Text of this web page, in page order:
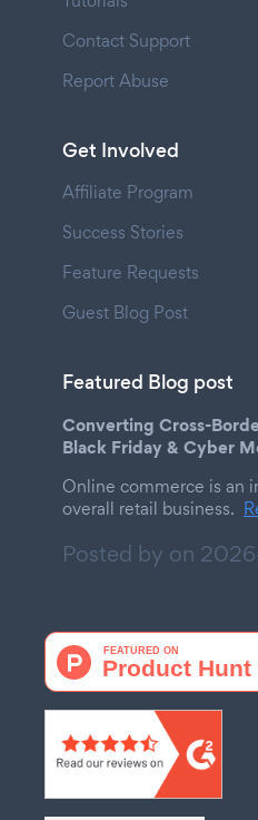
Contact Support
Report Abuse
Get Involved
Affiliate Program
Success Stories
Feature Requests
Guest Blog Post
Featured Blog post
Converting Cross-
Black Friday & Cyber
Online commerce is an
overall retail business.
Posted by on